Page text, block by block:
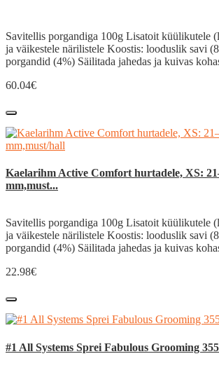
Savitellis porgandiga 100g Lisatoit küülikutele
ja väikestele närilistele Koostis: looduslik savi
porgandid (4%) Säilitada jahedas ja kuivas
60.04€
Kaelarihm Active Comfort hurtadele, XS:
mm,must...
Savitellis porgandiga 100g Lisatoit küülikutele
ja väikestele närilistele Koostis: looduslik savi
porgandid (4%) Säilitada jahedas ja kuivas
22.98€
#1 All Systems Sprei Fabulous Grooming